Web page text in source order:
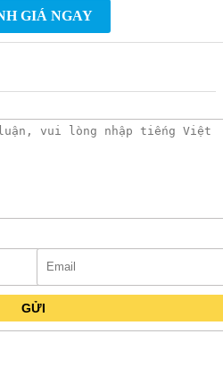
GIÁ NGAY
GỬI